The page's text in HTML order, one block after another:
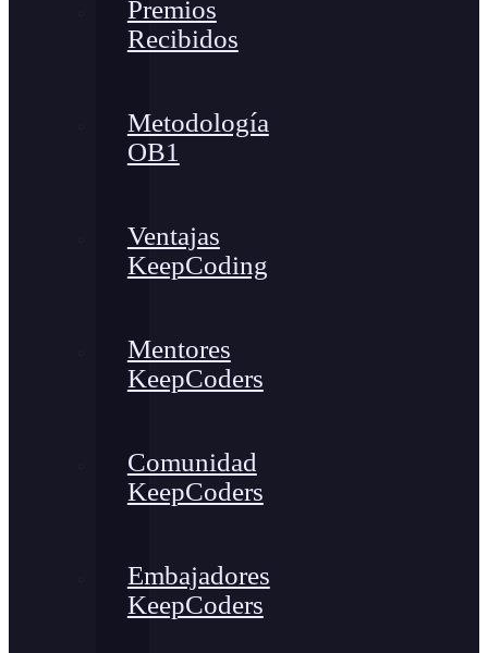
Premios
Recibidos
Metodología
OB1
Ventajas
KeepCoding
Mentores
KeepCoders
Comunidad
KeepCoders
Embajadores
KeepCoders